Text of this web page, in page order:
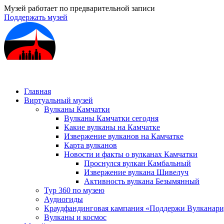
Музей работает по предварительной записи
Поддержать музей
Главная
Виртуальный музей
Вулканы Камчатки
Вулканы Камчатки сегодня
Какие вулканы на Камчатке
Извержение вулканов на Камчатке
Карта вулканов
Новости и факты о вулканах Камчатки
Проснулся вулкан Камбальный
Извержение вулкана Шивелуч
Активность вулкана Безымянный
Тур 360 по музею
Аудиогиды
Краудфандинговая кампания «Поддержи
Вулканы и космос